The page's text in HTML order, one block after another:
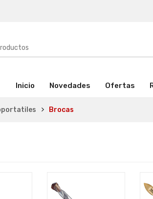
Inicio (activo)Novedades Ofertas
Brocas